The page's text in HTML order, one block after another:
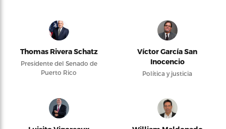
Thomas Rivera Schatz
Presidente del Senado de
Puerto Rico
Víctor García San
Inocencio
Política y justicia